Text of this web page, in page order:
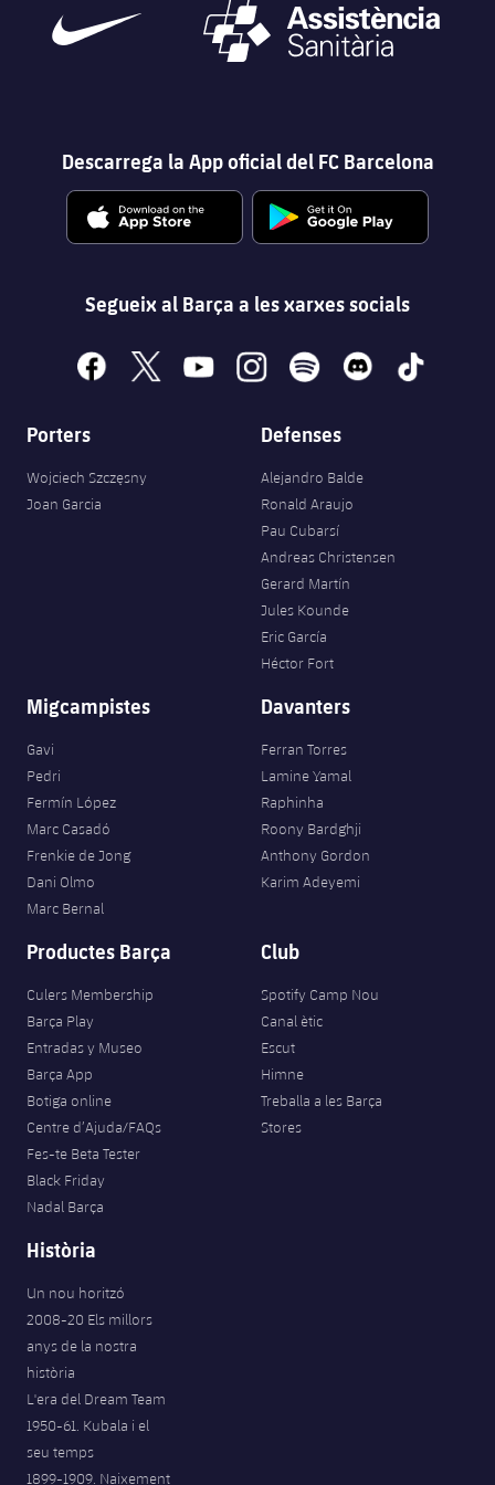
Descarrega la App oficial del FC Barcelona
Segueix al Barça a les xarxes socials
facebook
x youtubeinstagramspotify discord tiktok
Porters
Wojciech Szczęsny
Joan Garcia
Defenses
Alejandro Balde
Ronald Araujo
Pau Cubarsí
Andreas Christensen
Gerard Martín
Jules Kounde
Eric García
Héctor Fort
Migcampistes
Gavi
Pedri
Fermín López
Marc Casadó
Frenkie de Jong
Dani Olmo
Marc Bernal
Davanters
Ferran Torres
Lamine Yamal
Raphinha
Roony Bardghji
Anthony Gordon
Karim Adeyemi
Productes Barça
Culers Membership
Barça Play
Entradas y Museo
Barça App
Botiga online
Centre d’Ajuda/FAQs
Fes-te Beta Tester
Black Friday
Nadal Barça
Club
Spotify Camp Nou
Canal ètic
Escut
Himne
Treballa a les Barça
Stores
Història
Un nou horitzó
2008-20 Els millors
anys de la nostra
història
L'era del Dream Team
1950-61. Kubala i el
seu temps
1899-1909. Naixement